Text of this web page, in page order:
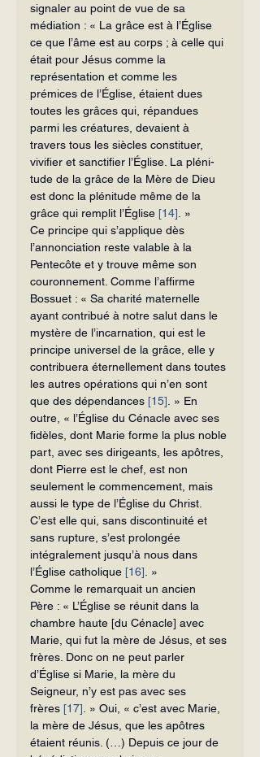
signaler au point de vue de sa
médiation : « La grâce est à l’Église
ce que l’âme est au corps ; à celle qui
était pour Jésus comme la
représentation et comme les
prémices de l’Église, étaient dues
toutes les grâces qui, répandues
parmi les créatures, de­vaient à
travers tous les siècles constituer,
vivifier et sanctifier l’Église. La pléni­
tude de la grâce de la Mère de Dieu
est donc la plénitude même de la
grâce qui remplit l’Église [14] . »
Ce principe qui s’applique dès
l’annonciation reste valable à la
Pentecôte et y trouve même son
couronnement. Comme l’affirme
Bossuet : « Sa charité mater­nelle
ayant contribué à notre salut dans le
mystère de l’incarnation, qui est le
principe universel de la grâce, elle y
contribuera éternellement dans toutes
les autres opérations qui n’en sont
que des dépendances [15] . » En
outre, « l’Église du Cénacle avec ses
fidèles, dont Marie forme la plus noble
part, avec ses dirigeants, les apôtres,
dont Pierre est le chef, est non
seulement le commencement, mais
aussi le type de l’Église du Christ.
C’est elle qui, sans discontinuité et
sans rup­ture, s’est prolongée
intégralement jusqu’à nous dans
l’Église catholique [16] . »
Comme le remarquait un ancien
Père : « L’Église se réunit dans la
chambre haute [du Cénacle] avec
Marie, qui fut la mère de Jésus, et ses
frères. Donc on ne peut parler
d’Église si Marie, la mère du
Seigneur, n’y est pas avec ses
frères [17] . » Oui, « c’est avec Marie,
la mère de Jésus, que les apôtres
étaient réunis. (…) De­puis ce jour de